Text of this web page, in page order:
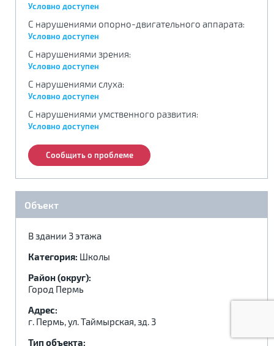
Условно доступен
С нарушениями опорно-двигательного аппарата:
Условно доступен
С нарушениями зрения:
Условно доступен
С нарушениями слуха:
Условно доступен
С нарушениями умственного развития:
Условно доступен
Сообщить о проблеме
Объект
В здании 3 этажа
Категория: Школы
Район (округ):
Город Пермь
Адрес:
г. Пермь, ул. Таймырская, зд. 3
Тип объекта:
Адаптация по месту жительства: